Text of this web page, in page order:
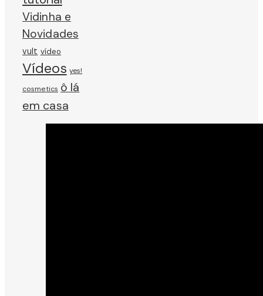
Vidinha e
Novidades
vult vídeo
Vídeos yes!
cosmetics ô lá
em casa